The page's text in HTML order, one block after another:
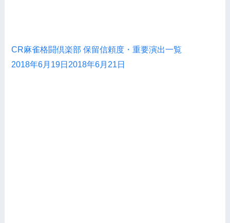
CR麻雀格闘倶楽部 保留信頼度・重要演出一覧
2018年6月19日 2018年6月21日